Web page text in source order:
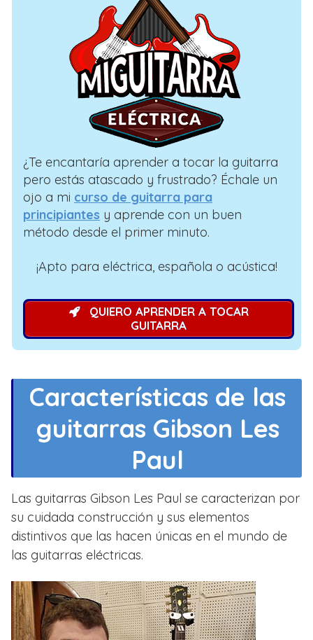
¿Te encantaría aprender a tocar la guitarra
pero estás atascado y frustrado? Échale un
ojo a mi curso de guitarra para
principiantes y aprende con un buen
método desde el primer minuto.
¡Apto para eléctrica, española o acústica!
QUIERO APRENDER A TOCAR
GUITARRA
Características de las
guitarras Gibson Les
Paul
Las guitarras Gibson Les Paul se caracterizan por
su cuidada construcción y sus elementos
distintivos que las hacen únicas en el mundo de
las guitarras eléctricas.